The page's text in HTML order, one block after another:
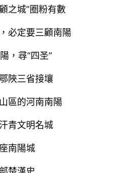
之城”圈粉有數
必定要三顧南陽
，尋“四圣”
陜三省接壤
區的河南南陽
青文明名城
南陽城